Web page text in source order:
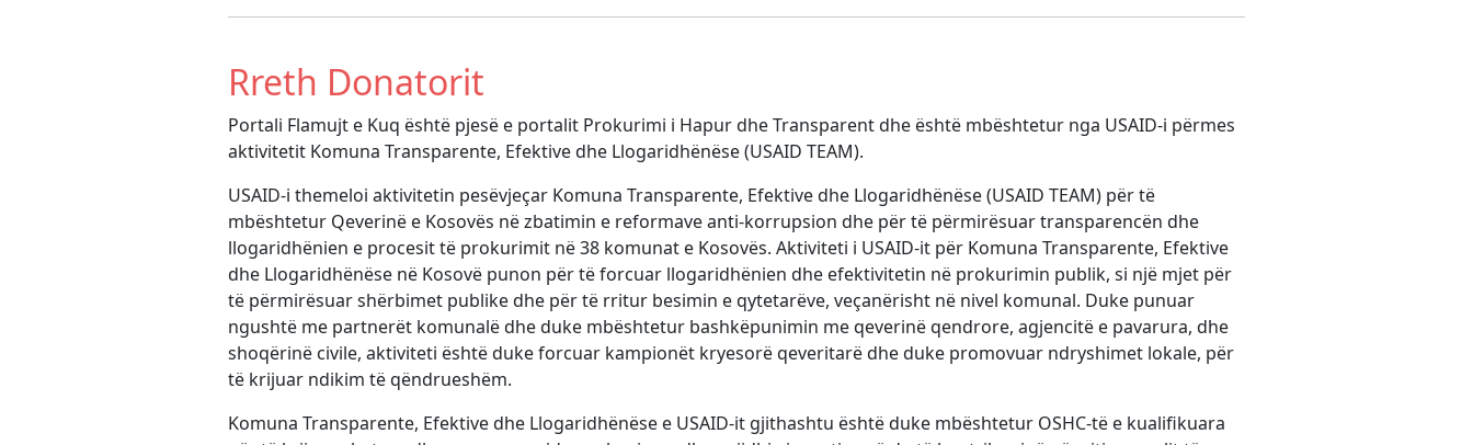
Rreth Donatorit
Portali Flamujt e Kuq është pjesë e portalit Prokurimi i Hapur dhe Transparent dhe është mbështetur nga USAID-i përmes
aktivitetit Komuna Transparente, Efektive dhe Llogaridhënëse (USAID TEAM).
USAID-i themeloi aktivitetin pesëvjeçar Komuna Transparente, Efektive dhe Llogaridhënëse (USAID TEAM) për të
mbështetur Qeverinë e Kosovës në zbatimin e reformave anti-korrupsion dhe për të përmirësuar transparencën dhe
llogaridhënien e procesit të prokurimit në 38 komunat e Kosovës. Aktiviteti i USAID-it për Komuna Transparente, Efektive
dhe Llogaridhënëse në Kosovë punon për të forcuar llogaridhënien dhe efektivitetin në prokurimin publik, si një mjet për
të përmirësuar shërbimet publike dhe për të rritur besimin e qytetarëve, veçanërisht në nivel komunal. Duke punuar
ngushtë me partnerët komunalë dhe duke mbështetur bashkëpunimin me qeverinë qendrore, agjencitë e pavarura, dhe
shoqërinë civile, aktiviteti është duke forcuar kampionët kryesorë qeveritarë dhe duke promovuar ndryshimet lokale, për
të krijuar ndikim të qëndrueshëm.
Komuna Transparente, Efektive dhe Llogaridhënëse e USAID-it gjithashtu është duke mbështetur OSHC-të e kualifikuara